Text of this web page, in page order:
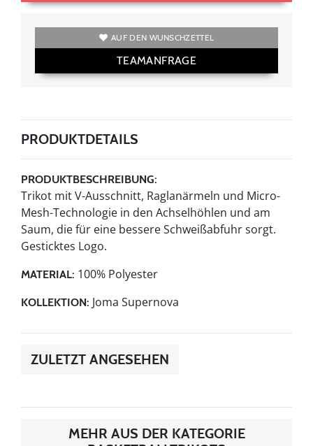
AUF DEN WUNSCHZETTEL
TEAMANFRAGE
PRODUKTDETAILS
PRODUKTBESCHREIBUNG:
Trikot mit V-Ausschnitt, Raglanärmeln und Micro-
Mesh-Technologie in den Achselhöhlen und am
Saum, die für eine bessere Schweißabfuhr sorgt.
Gesticktes Logo.
MATERIAL: 100% Polyester
KOLLEKTION: Joma Supernova
ZULETZT ANGESEHEN
MEHR AUS DER KATEGORIE